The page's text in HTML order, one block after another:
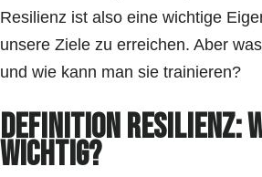
Resilienz ist also eine wichtige
unsere Ziele zu erreichen. Aber
und wie kann man sie trainieren?
Definition Resilienz:
wichtig?